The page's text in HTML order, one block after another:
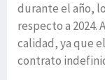
durante el año,
respecto a 2024.
calidad, ya que
contrato